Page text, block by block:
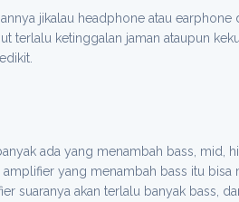
jikalau headphone atau earphone
terlalu ketinggalan jaman ataupun
ada yang menambah bass, mid,
yang menambah bass itu bisa
suaranya akan terlalu banyak bass,